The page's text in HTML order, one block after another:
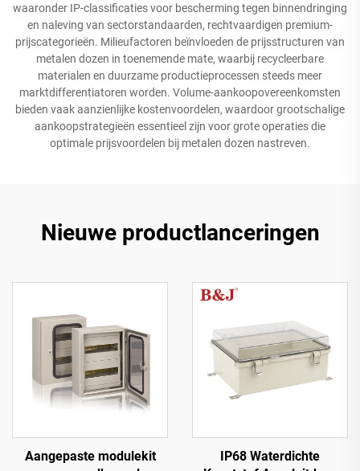
waaronder IP-classificaties voor bescherming tegen binnendringing
en naleving van sectorstandaarden, rechtvaardigen premium-
prijscategorieën. Milieufactoren beïnvloeden de prijsstructuren van
metalen dozen in toenemende mate, waarbij recycleerbare
materialen en duurzame productieprocessen steeds meer
marktdifferentiatoren worden. Volume-aankoopovereenkomsten
bieden vaak aanzienlijke kostenvoordelen, waardoor grootschalige
aankoopstrategieën essentieel zijn voor grote operaties die
optimale prijsvoordelen bij metalen dozen nastreven.
Nieuwe productlanceringen
Aangepaste modulekit
IP68 Waterdichte